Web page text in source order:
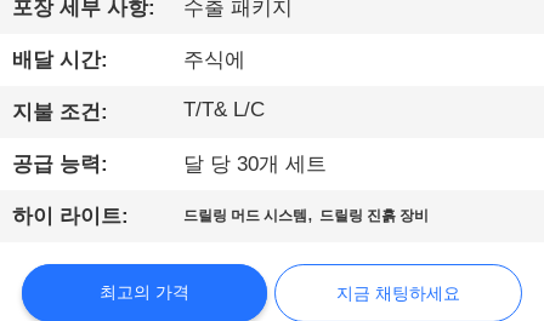
여
장
여
행
포장 세부 사항: 수출 패키지
배달 시간: 주식에
지불 조건: T/T& L/C
공급 능력: 달 당 30개 세트
하이 라이트: 드릴링 머드 시스템 , 드릴링 진흙 장비
최고의 가격 지금 채팅하세요